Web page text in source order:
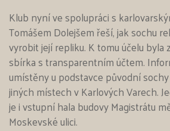
Klub nyní ve spolupráci s
Tomášem Dolejšem řeší, jak sochu
vyrobit její repliku. K tomu účelu byla
sbírka s transparentním účtem.
umístěny u podstavce původní
jiných místech v Karlových Varech.
je i vstupní hala budovy Magistrátu
Moskevské ulici.